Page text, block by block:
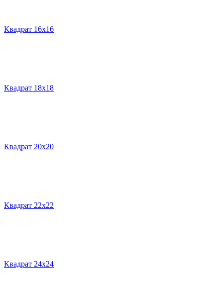
Квадрат 16х16
Квадрат 18х18
Квадрат 20х20
Квадрат 22х22
Квадрат 24х24